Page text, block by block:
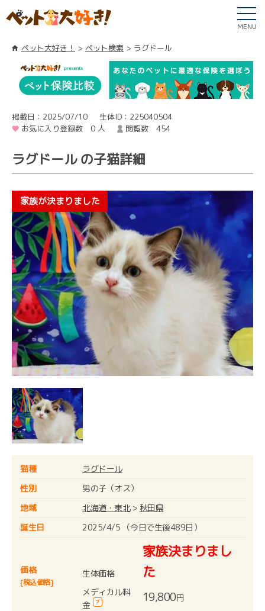
MENU
ペット大好き！ ペット検索 ラグドール
掲載日：2025/07/10
生体ID：225040504
お気に入り登録数 0 人
閲覧数 454
ラグドール の子猫詳細
猫種
ラグドール
性別
男の子（オス）
地域
北海道・東北> 秋田県
誕生日
2025/4/5 （今日で生後489日）
価格
[税込価格]
生体価格
家族決まりまし
た
メディカル料
金
? 19,800円